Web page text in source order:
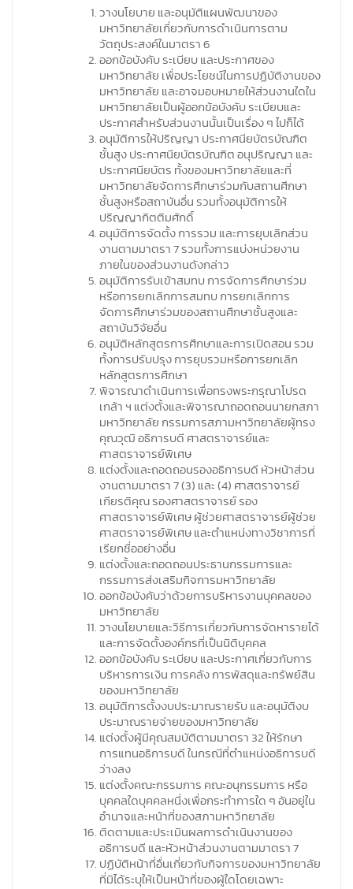
วางนโยบาย และอนุมัติแผนพัฒนาของ
มหาวิทยาลัยเกี่ยวกับการดำเนินการตาม
วัตถุประสงค์ในมาตรา 6
ออกข้อบังคับ ระเบียบ และประกาศของ
มหาวิทยาลัย เพื่อประโยชน์ในการปฏิบัติงานของ
มหาวิทยาลัย และอาจมอบหมายให้ส่วนงานใดใน
มหาวิทยาลัยเป็นผู้ออกข้อบังคับ ระเบียบและ
ประกาศสำหรับส่วนงานนั้นเป็นเรื่อง ๆ ไปก็ได้
อนุมัติการให้ปริญญา ประกาศนียบัตรบัณฑิต
ชั้นสูง ประกาศนียบัตรบัณฑิต อนุปริญญา และ
ประกาศนียบัตร ทั้งของมหาวิทยาลัยและที่
มหาวิทยาลัยจัดการศึกษาร่วมกับสถานศึกษา
ชั้นสูงหรือสถาบันอื่น รวมทั้งอนุมัติการให้
ปริญญากิตติมศักดิ์
อนุมัติการจัดตั้ง การรวม และการยุบเลิกส่วน
งานตามมาตรา 7 รวมทั้งการแบ่งหน่วยงาน
ภายในของส่วนงานดังกล่าว
อนุมัติการรับเข้าสมทบ การจัดการศึกษาร่วม
หรือการยกเลิกการสมทบ การยกเลิกการ
จัดการศึกษาร่วมของสถานศึกษาชั้นสูงและ
สถาบันวิจัยอื่น
อนุมัติหลักสูตรการศึกษาและการเปิดสอน รวม
ทั้งการปรับปรุง การยุบรวมหรือการยกเลิก
หลักสูตรการศึกษา
พิจารณาดำเนินการเพื่อทรงพระกรุณาโปรด
เกล้า ฯ แต่งตั้งและพิจารณาถอดถอนนายกสภา
มหาวิทยาลัย กรรมการสภามหาวิทยาลัยผู้ทรง
คุณวุฒิ อธิการบดี ศาสตราจารย์และ
ศาสตราจารย์พิเศษ
แต่งตั้งและถอดถอนรองอธิการบดี หัวหน้าส่วน
งานตามมาตรา 7 (3) และ (4) ศาสตราจารย์
เกียรติคุณ รองศาสตราจารย์ รอง
ศาสตราจารย์พิเศษ ผู้ช่วยศาสตราจารย์ผู้ช่วย
ศาสตราจารย์พิเศษ และตำแหน่งทางวิชาการที่
เรียกชื่ออย่างอื่น
แต่งตั้งและถอดถอนประธานกรรมการและ
กรรมการส่งเสริมกิจการมหาวิทยาลัย
ออกข้อบังคับว่าด้วยการบริหารงานบุคคลของ
มหาวิทยาลัย
วางนโยบายและวิธีการเกี่ยวกับการจัดหารายได้
และการจัดตั้งองค์กรที่เป็นนิติบุคคล
ออกข้อบังคับ ระเบียบ และประกาศเกี่ยวกับการ
บริหารการเงิน การคลัง การพัสดุและทรัพย์สิน
ของมหาวิทยาลัย
อนุมัติการตั้งงบประมาณรายรับ และอนุมัติงบ
ประมาณรายจ่ายของมหาวิทยาลัย
แต่งตั้งผู้มีคุณสมบัติตามมาตรา 32 ให้รักษา
การแทนอธิการบดี ในกรณีที่ตำแหน่งอธิการบดี
ว่างลง
แต่งตั้งคณะกรรมการ คณะอนุกรรมการ หรือ
บุคคลใดบุคคลหนึ่งเพื่อกระทำการใด ๆ อันอยู่ใน
อำนาจและหน้าที่ของสภามหาวิทยาลัย
ติดตามและประเมินผลการดำเนินงานของ
อธิการบดี และหัวหน้าส่วนงานตามมาตรา 7
ปฏิบัติหน้าที่อื่นเกี่ยวกับกิจการของมหาวิทยาลัย
ที่มิได้ระบุให้เป็นหน้าที่ของผู้ใดโดยเฉพาะ